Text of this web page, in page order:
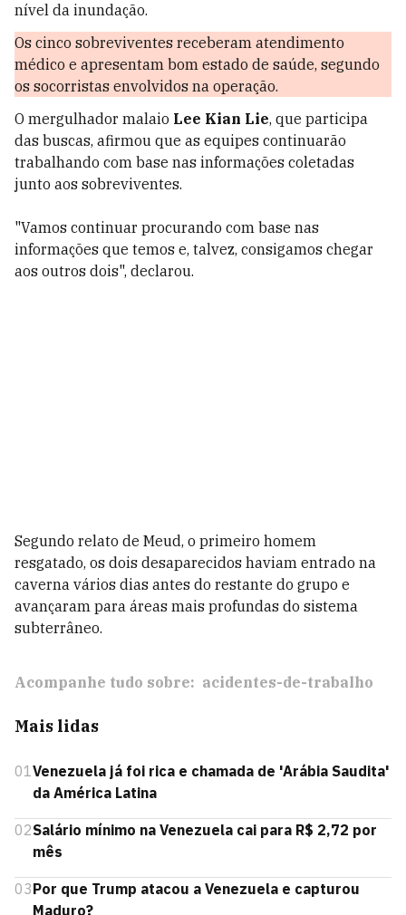
nível da inundação.
Os cinco sobreviventes receberam atendimento
médico e apresentam bom estado de saúde, segundo
os socorristas envolvidos na operação.
O mergulhador malaio Lee Kian Lie, que participa
das buscas, afirmou que as equipes continuarão
trabalhando com base nas informações coletadas
junto aos sobreviventes.
"Vamos continuar procurando com base nas
informações que temos e, talvez, consigamos chegar
aos outros dois", declarou.
Segundo relato de Meud, o primeiro homem
resgatado, os dois desaparecidos haviam entrado na
caverna vários dias antes do restante do grupo e
avançaram para áreas mais profundas do sistema
subterrâneo.
Acompanhe tudo sobre: acidentes-de-trabalho
Mais lidas
01Venezuela já foi rica e chamada de 'Arábia Saudita'
da América Latina
02Salário mínimo na Venezuela cai para R$ 2,72 por
mês
03Por que Trump atacou a Venezuela e capturou
Maduro?